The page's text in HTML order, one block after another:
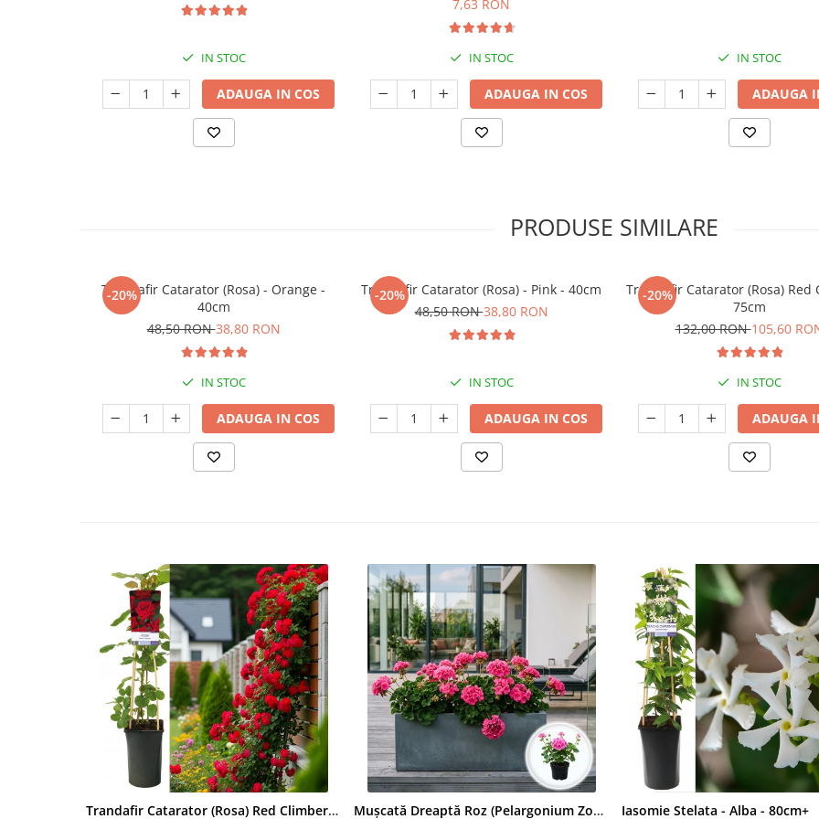
IN STOC
ADAUGA IN COS
7,63 RON
IN STOC
ADAUGA IN COS
IN STOC
ADAUGA
PRODUSE SIMILARE
-20%
Trandafir Catarator (Rosa) - Orange -
40cm
48,50 RON38,80 RON
IN STOC
ADAUGA IN COS
-20%
Trandafir Catarator (Rosa) - Pink - 40cm
48,50 RON38,80 RON
IN STOC
ADAUGA IN COS
-20%
Trandafir Catarator (Rosa) Red
75cm
132,00 RON105,60
IN STOC
ADAUGA
Trandafir Catarator (Rosa) Red Climber - 75cm Mușcată Dreaptă Roz (Pelargonium Zonale) Iasomie Stelata - Alba - 80cm+